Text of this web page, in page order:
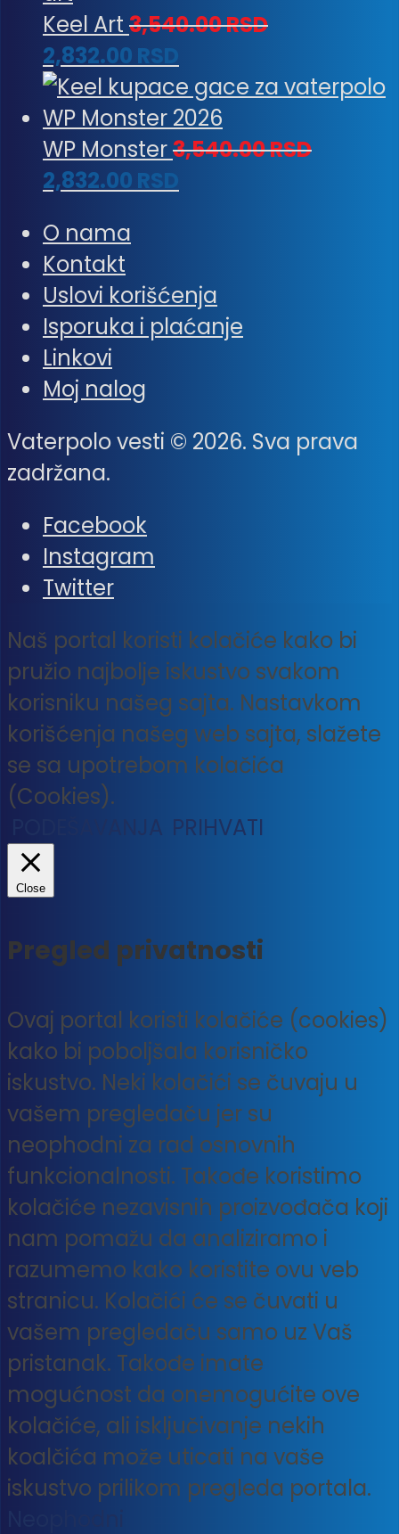
Keel Art 3,540.00RSD
2,832.00 RSD
WP Monster3,540.00RSD
2,832.00 RSD
O nama
Kontakt
Uslovi korišćenja
Isporuka i plaćanje
Linkovi
Moj nalog
Vaterpolo vesti © 2026. Sva prava
zadržana.
Facebook
Instagram
Twitter
Naš portal koristi kolačiće kako bi
pružio najbolje iskustvo svakom
korisniku našeg sajta. Nastavkom
korišćenja našeg web sajta, slažete
se sa upotrebom kolačića
(Cookies).
PODEŠAVANJA PRIHVATI
Close
Pregled privatnosti
Ovaj portal koristi kolačiće (cookies)
kako bi poboljšala korisničko
iskustvo. Neki kolačići se čuvaju u
vašem pregledaču jer su
neophodni za rad osnovnih
funkcionalnosti. Takođe koristimo
kolačiće nezavisnih proizvođača koji
nam pomažu da analiziramo i
razumemo kako koristite ovu veb
stranicu. Kolačići će se čuvati u
vašem pregledaču samo uz Vaš
pristanak. Takođe imate
mogućnost da onemogućite ove
kolačiće, ali isključivanje nekih
koalčića može uticati na vaše
iskustvo prilikom pregleda portala.